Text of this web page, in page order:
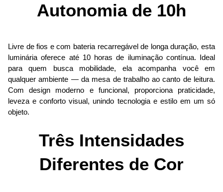
Autonomia de 10h
Livre de fios e com bateria recarregável de longa duração, esta
luminária oferece até 10 horas de iluminação contínua. Ideal
para quem busca mobilidade, ela acompanha você em
qualquer ambiente — da mesa de trabalho ao canto de leitura.
Com design moderno e funcional, proporciona praticidade,
leveza e conforto visual, unindo tecnologia e estilo em um só
objeto.
Três Intensidades
Diferentes de Cor